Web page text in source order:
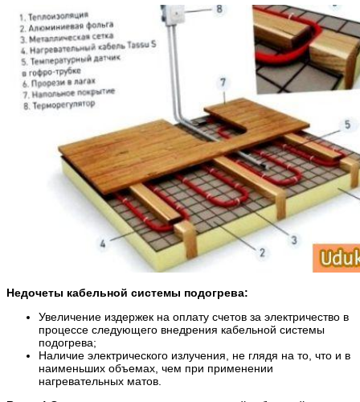
Недочеты кабельной системы подогрева:
Увеличение издержек на оплату счетов за электричество в
процессе следующего внедрения кабельной системы
подогрева;
Наличие электрического излучения, не глядя на то, что и в
наименьших объемах, чем при применении
нагревательных матов.